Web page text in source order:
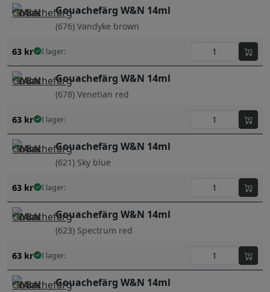
Gouachefärg W&N 14ml
(676) Vandyke brown
63 kr I lager:
Gouachefärg W&N 14ml
(678) Venetian red
63 kr I lager:
Gouachefärg W&N 14ml
(621) Sky blue
63 kr I lager:
Gouachefärg W&N 14ml
(623) Spectrum red
63 kr I lager:
Gouachefärg W&N 14ml